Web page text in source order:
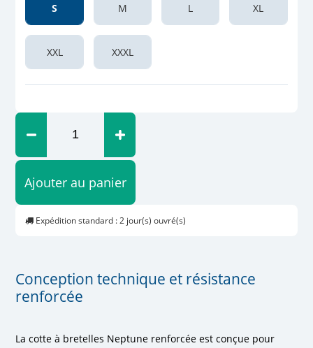
S M L XL
XXL XXXL
Ajouter au panier
Expédition standard : 2 jour(s) ouvré(s)
Conception technique et résistance
renforcée
La cotte à bretelles Neptune renforcée est conçue pour